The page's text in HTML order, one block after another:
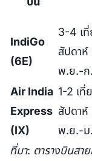
IndiGo
(6E)
3-4 เ
สัปดาห์
พ.ย.-
Air India
Express
(IX)
1-2 เที่
สัปดาห์
พ.ย.-ม
ที่มา: ตารางบินส